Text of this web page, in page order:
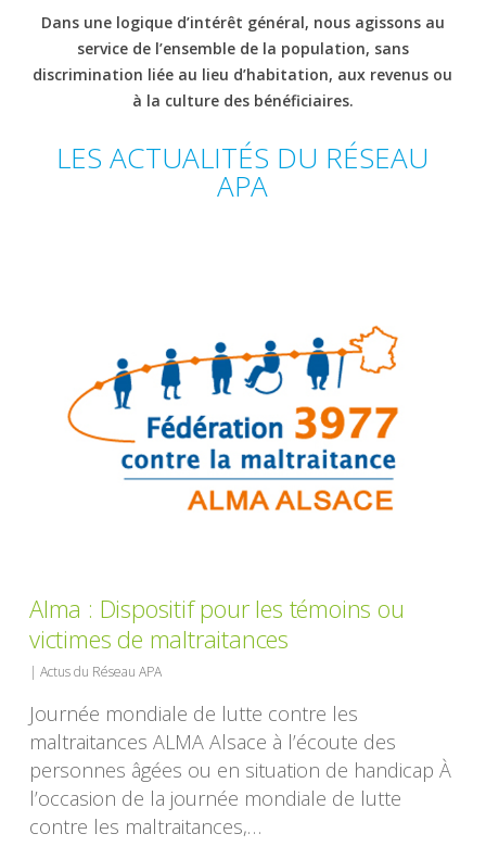
Dans une logique d’intérêt général, nous agissons au
service de l’ensemble de la population, sans
discrimination liée au lieu d’habitation, aux revenus ou
à la culture des bénéficiaires.
LES ACTUALITÉS DU RÉSEAU
APA
Alma : Dispositif pour les témoins ou
victimes de maltraitances
|Actus du Réseau APA
Journée mondiale de lutte contre les
maltraitances ALMA Alsace à l’écoute des
personnes âgées ou en situation de handicap À
l’occasion de la journée mondiale de lutte
contre les maltraitances,…